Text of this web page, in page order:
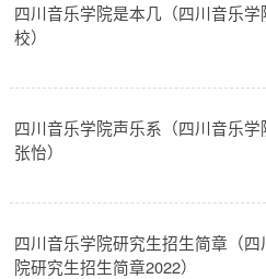
四川音乐学院是本几（四川音乐学
校）
四川音乐学院声乐系（四川音乐学
张怡）
四川音乐学院研究生招生简章（四
院研究生招生简章2022）